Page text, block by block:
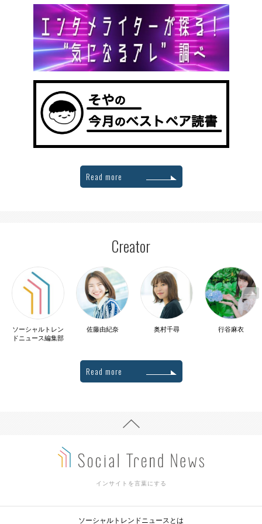
Read more
Creator
ソーシャルトレン
ドニュース編集部
佐藤由紀奈 奥村千尋 行谷麻衣
Read more
インサイトを言葉にする
ソーシャルトレンドニュースとは